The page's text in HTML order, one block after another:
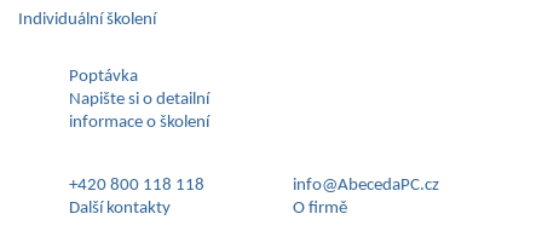
Individuální školení
Poptávka
Napište si o detailní
informace o školení
+420 800 118 118
info@AbecedaPC.cz
Další kontakty
O firmě